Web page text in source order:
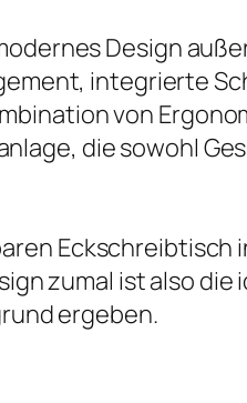
Design
integrierte
von
die sowohl
Eckschreibtisch
zumal ist also die
ergeben.